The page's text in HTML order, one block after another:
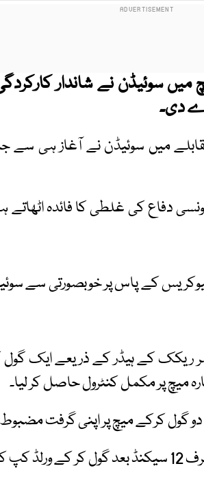
پہلے میچ میں سوئیڈن نے شاندار
میں سوئیڈن نے آغاز ہی سے
دفاع کی غلطی کا فائدہ اٹھاتے
کے پاس پر خوبصورتی سے
ریکک کے ہیڈر کے ذریعے ایک گول
میچ پر مکمل کنٹرول حاصل کر لیا۔
سوئیڈن کے سوان برگ میدان میں آنے کے صرف 12 سیکنڈ بعد گول